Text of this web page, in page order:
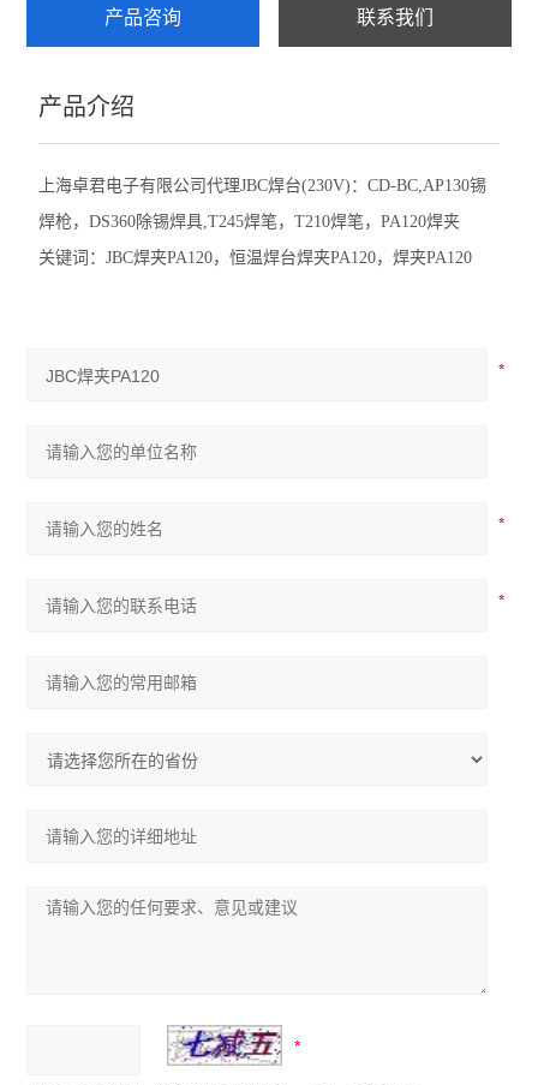
产品咨询 联系我们
产品介绍
上海卓君电子有限公司代理JBC焊台(230V)：CD-BC,AP130锡
焊枪，DS360除锡焊具,T245焊笔，T210焊笔，PA120焊夹
关键词：JBC焊夹PA120，恒温焊台焊夹PA120，焊夹PA120